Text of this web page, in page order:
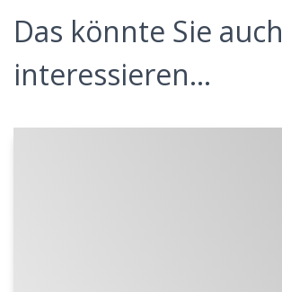
Das könnte Sie auch
interessieren...